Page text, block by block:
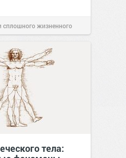
сплошного жизненного
тела: